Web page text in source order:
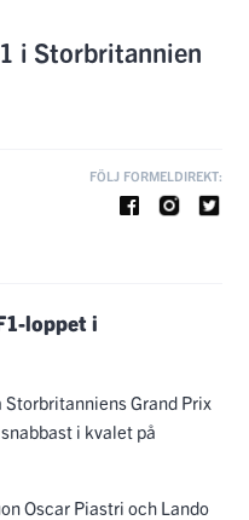
i Storbritannien
FÖLJ FORMELDIREKT:
loppet i
Grand Prix
i kvalet på
Oscar Piastri och Lando